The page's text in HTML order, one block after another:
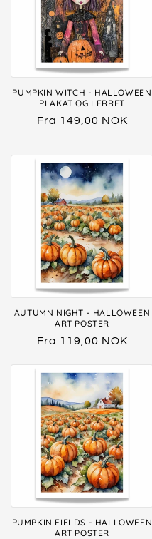
PUMPKIN WITCH - HALLOWEEN
PLAKAT OG LERRET
Vanlig
Fra 149,00 NOK
AUTUMN NIGHT - HALLOWEEN
ART POSTER
Vanlig
Fra 119,00 NOK
PUMPKIN FIELDS - HALLOWEEN
ART POSTER